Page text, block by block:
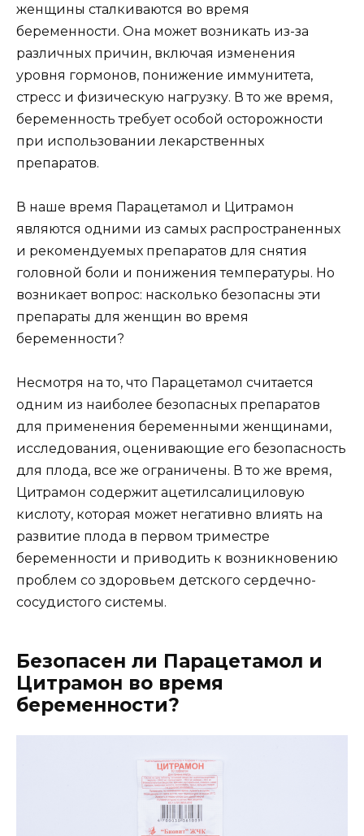
женщины сталкиваются во время
беременности. Она может возникать из-за
различных причин, включая изменения
уровня гормонов, понижение иммунитета,
стресс и физическую нагрузку. В то же время,
беременность требует особой осторожности
при использовании лекарственных
препаратов.
В наше время Парацетамол и Цитрамон
являются одними из самых распространенных
и рекомендуемых препаратов для снятия
головной боли и понижения температуры. Но
возникает вопрос: насколько безопасны эти
препараты для женщин во время
беременности?
Несмотря на то, что Парацетамол считается
одним из наиболее безопасных препаратов
для применения беременными женщинами,
исследования, оценивающие его безопасность
для плода, все же ограничены. В то же время,
Цитрамон содержит ацетилсалициловую
кислоту, которая может негативно влиять на
развитие плода в первом триместре
беременности и приводить к возникновению
проблем со здоровьем детского сердечно-
сосудистого системы.
Безопасен ли Парацетамол и
Цитрамон во время
беременности?